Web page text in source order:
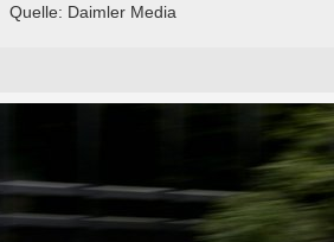
Quelle: Daimler Media